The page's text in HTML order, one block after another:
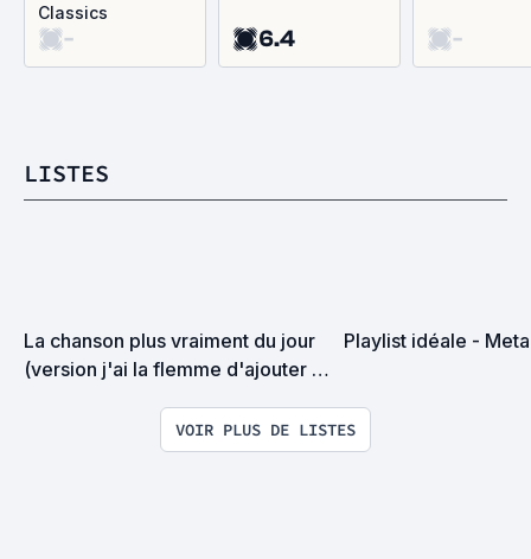
Classics
- 6.4 -
LISTES
La chanson plus vraiment du jour
(version j'ai la flemme d'ajouter
Playlist idéale -
VOIR PLUS DE LISTES